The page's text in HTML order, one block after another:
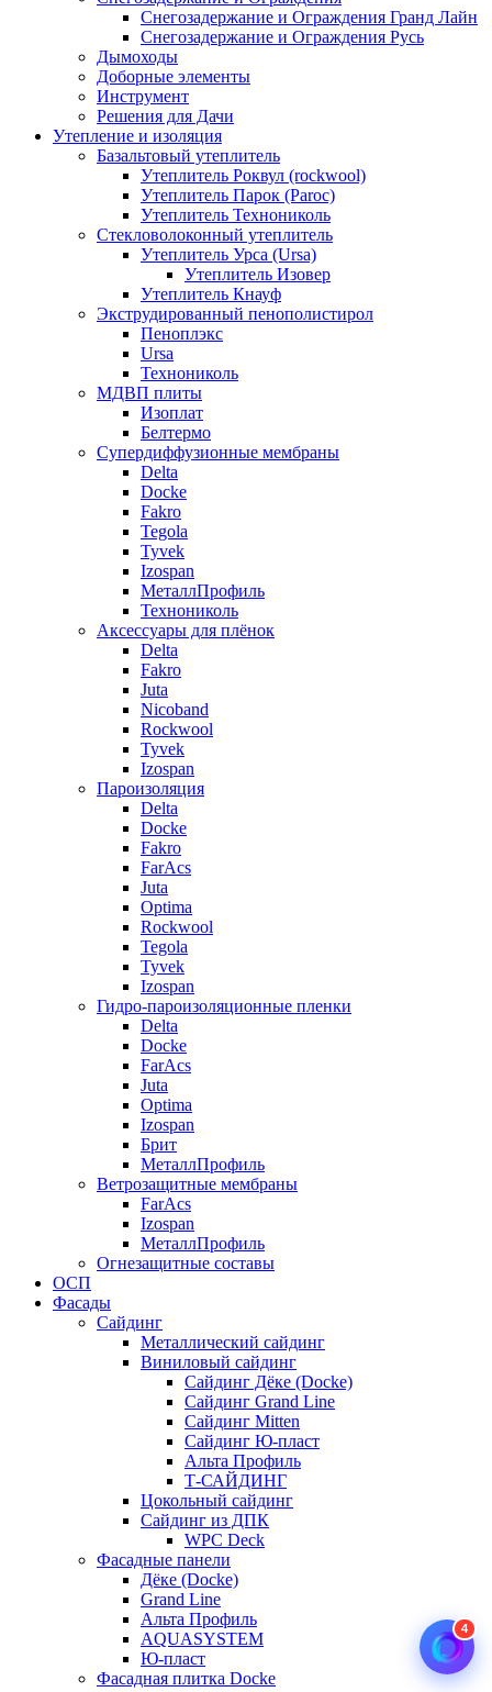
Снегозадержание и Ограждения Гранд Лайн
Снегозадержание и Ограждения Русь
Дымоходы
Доборные элементы
Инструмент
Решения для Дачи
Утепление и изоляция
Базальтовый утеплитель
Утеплитель Роквул (rockwool)
Утеплитель Парок (Paroc)
Утеплитель Технониколь
Стекловолоконный утеплитель
Утеплитель Урса (Ursa)
Утеплитель Изовер
Утеплитель Кнауф
Экструдированный пенополистирол
Пеноплэкс
Ursa
Технониколь
МДВП плиты
Изоплат
Белтермо
Супердиффузионные мембраны
Delta
Docke
Fakro
Tegola
Tyvek
Izospan
МеталлПрофиль
Технониколь
Аксессуары для плёнок
Delta
Fakro
Juta
Nicoband
Rockwool
Tyvek
Izospan
Пароизоляция
Delta
Docke
Fakro
FarAcs
Juta
Optima
Rockwool
Tegola
Tyvek
Izospan
Гидро-пароизоляционные пленки
Delta
Docke
FarAcs
Juta
Optima
Izospan
Брит
МеталлПрофиль
Ветрозащитные мембраны
FarAcs
Izospan
МеталлПрофиль
Огнезащитные составы
ОСП
Фасады
Сайдинг
Металлический сайдинг
Виниловый сайдинг
Сайдинг Дёке (Docke)
Сайдинг Grand Line
Сайдинг Mitten
Сайдинг Ю-пласт
Альта Профиль
Т-САЙДИНГ
Цокольный сайдинг
Сайдинг из ДПК
WPC Deck
Фасадные панели
Дёке (Docke)
Grand Line
Альта Профиль
AQUASYSTEM
Ю-пласт
Фасадная плитка Docke
4